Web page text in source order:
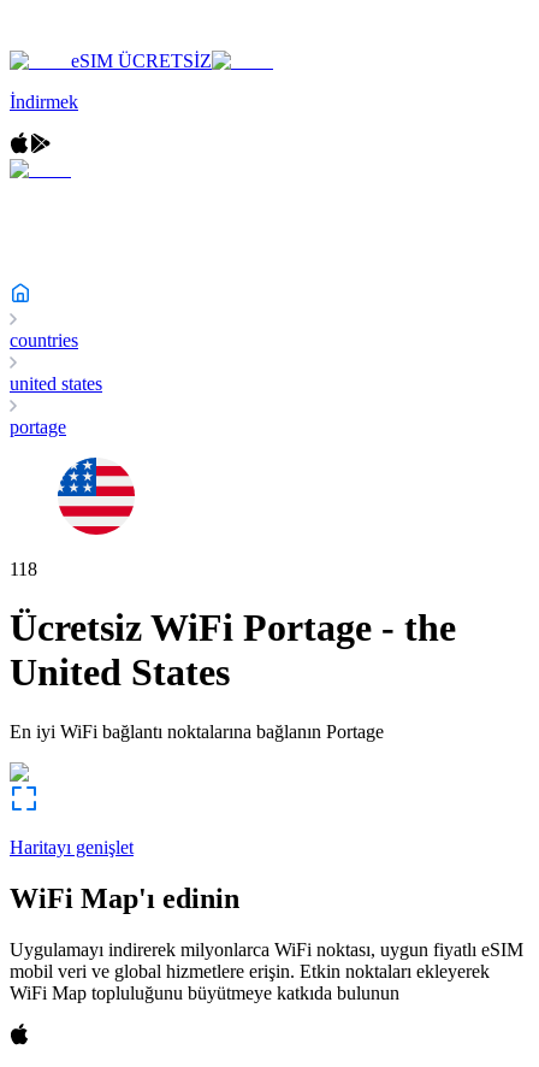
eSIM ÜCRETSİZ
İndirmek
countries
united states
portage
118
Ücretsiz WiFi Portage - the
United States
En iyi WiFi bağlantı noktalarına bağlanın Portage
Haritayı genişlet
WiFi Map'ı edinin
Uygulamayı indirerek milyonlarca WiFi noktası, uygun fiyatlı eSIM
mobil veri ve global hizmetlere erişin. Etkin noktaları ekleyerek
WiFi Map topluluğunu büyütmeye katkıda bulunun